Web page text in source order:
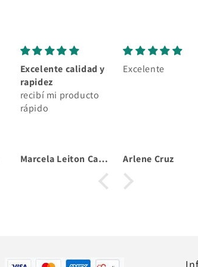
Excelente calidad y
rapidez
recibí mi producto
rápido
Marcela Leiton Calderón
Excelente
Arlene Cruz